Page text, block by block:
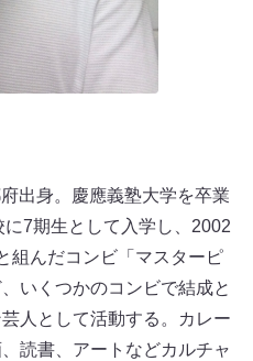
出身。慶應義塾大学を卒業
7期生として入学し、2002
組んだコンビ「マスターピ
いくつかのコンビで結成と
人として活動する。カレー
読書、アートなどカルチャ